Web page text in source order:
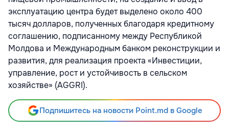
эксплуатацию центра будет выделено около 400
тысяч долларов, полученных благодаря кредитному
соглашению, подписанному между Республикой
Молдова и Международным банком реконструкции и
развития, для реализация проекта «Инвестиции,
управление, рост и устойчивость в сельском
хозяйстве» (AGGRI).
Подпишитесь на новости Point.md в Google